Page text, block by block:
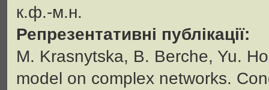
к.ф.-м.н.
Репрезентативні публікації:
M. Krasnytska, B. Berche, Yu.
model on complex networks.